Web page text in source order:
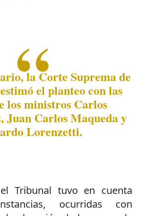
la Corte Suprema de
el planteo con las
los ministros Carlos
Juan Carlos Maqueda y
Lorenzetti.
Tribunal tuvo en cuenta
ocurridas con